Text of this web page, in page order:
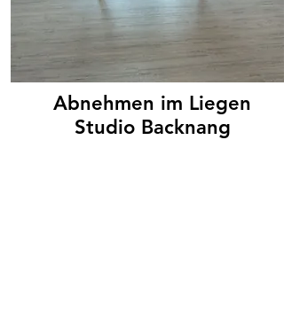
Abnehmen im Liegen
Studio Backnang